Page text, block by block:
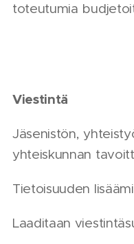
toteutumia
Viestintä
Jäsenistön,
yhteiskunnan
Tietoisuuden
Laaditaan